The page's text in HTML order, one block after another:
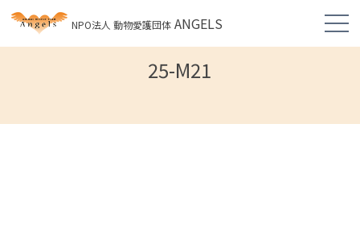
NPO法人 動物愛護団体 ANGELS
25-M21